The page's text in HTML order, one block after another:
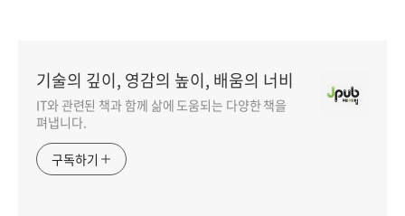
기술의 깊이, 영감의 높이, 배움의 너비
IT와 관련된 책과 함께 삶에 도움되는 다양한 책을
펴냅니다.
구독하기